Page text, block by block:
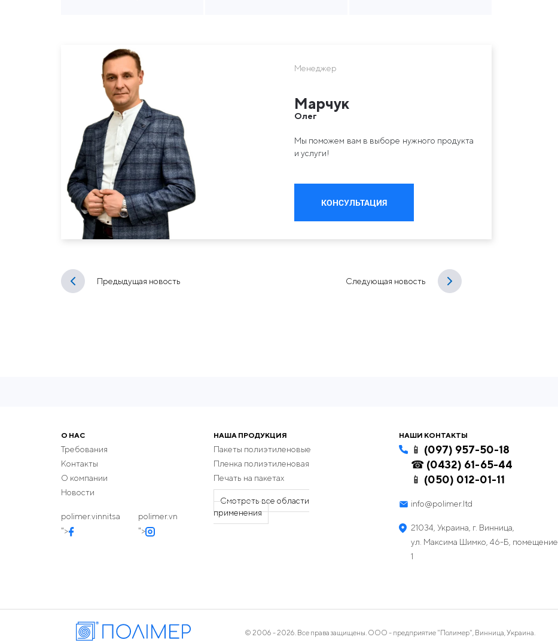
Менеджер
Марчук
Олег
Мы поможем вам в выборе нужного продукта
и услуги!
КОНСУЛЬТАЦИЯ
Предыдущая новость Следующая новость
О НАС
Требования
Контакты
О компании
Новости
polimer.vinnitsa
">
polimer.vn
">
НАША ПРОДУКЦИЯ
Пакеты полиэтиленовые
Пленка полиэтиленовая
Печать на пакетах
Смотреть все области
применения
НАШИ КОНТАКТЫ
📱 (097) 957-50-18
☎ (0432) 61-65-44
📱 (050) 012-01-11
info@polimer.ltd
21034, Украина, г. Винница,
ул. Максима Шимко, 46-Б, помещение
1
© 2006 - 2026. Все права защищены. ООО - предприятие "Полимер", Винница, Украина.